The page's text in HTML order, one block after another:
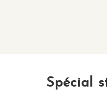
Spécial